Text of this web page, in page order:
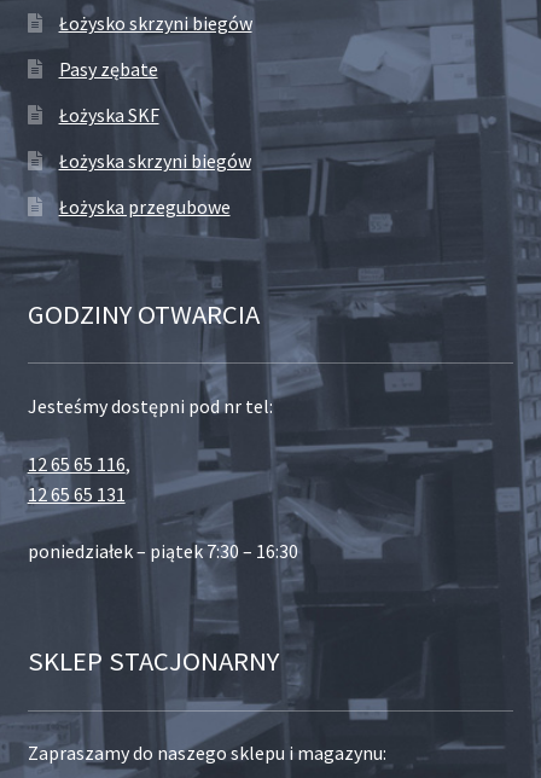
Łożysko skrzyni biegów
Pasy zębate
Łożyska SKF
Łożyska skrzyni biegów
Łożyska przegubowe
GODZINY OTWARCIA
Jesteśmy dostępni pod nr tel:
12 65 65 116,
12 65 65 131
poniedziałek – piątek 7:30 – 16:30
SKLEP STACJONARNY
Zapraszamy do naszego sklepu i magazynu: